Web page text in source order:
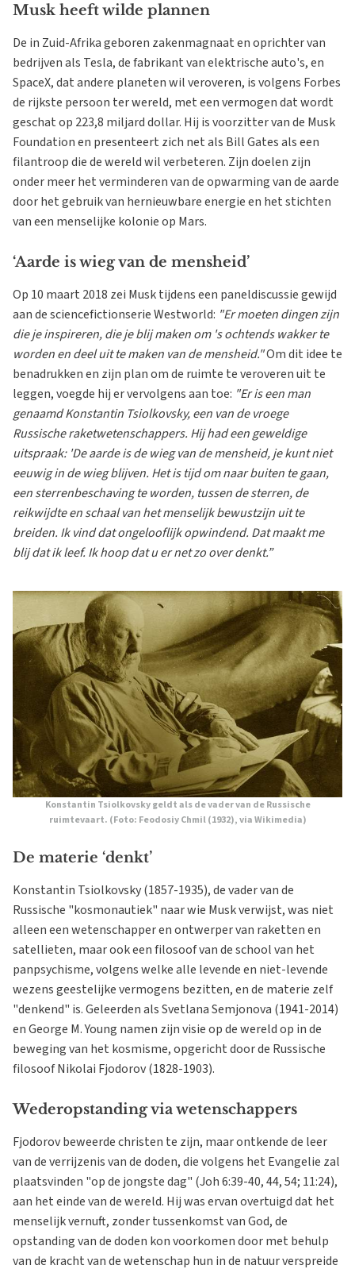
Musk heeft wilde plannen
De in Zuid-Afrika geboren zakenmagnaat en oprichter van
bedrijven als Tesla, de fabrikant van elektrische auto's, en
SpaceX, dat andere planeten wil veroveren, is volgens Forbes
de rijkste persoon ter wereld, met een vermogen dat wordt
geschat op 223,8 miljard dollar. Hij is voorzitter van de Musk
Foundation en presenteert zich net als Bill Gates als een
filantroop die de wereld wil verbeteren. Zijn doelen zijn
onder meer het verminderen van de opwarming van de aarde
door het gebruik van hernieuwbare energie en het stichten
van een menselijke kolonie op Mars.
‘Aarde is wieg van de mensheid’
Op 10 maart 2018 zei Musk tijdens een paneldiscussie gewijd
aan de sciencefictionserie Westworld: "Er moeten dingen zijn
die je inspireren, die je blij maken om 's ochtends wakker te
worden en deel uit te maken van de mensheid."Om dit idee te
benadrukken en zijn plan om de ruimte te veroveren uit te
leggen, voegde hij er vervolgens aan toe: "Er is een man
genaamd Konstantin Tsiolkovsky, een van de vroege
Russische raketwetenschappers. Hij had een geweldige
uitspraak: 'De aarde is de wieg van de mensheid, je kunt niet
eeuwig in de wieg blijven. Het is tijd om naar buiten te gaan,
een sterrenbeschaving te worden, tussen de sterren, de
reikwijdte en schaal van het menselijk bewustzijn uit te
breiden. Ik vind dat ongelooflijk opwindend. Dat maakt me
blij dat ik leef. Ik hoop dat u er net zo over denkt.”
Konstantin Tsiolkovsky geldt als de vader van de Russische
ruimtevaart. (Foto: Feodosiy Chmil (1932), via Wikimedia)
De materie ‘denkt’
Konstantin Tsiolkovsky (1857-1935), de vader van de
Russische "kosmonautiek" naar wie Musk verwijst, was niet
alleen een wetenschapper en ontwerper van raketten en
satellieten, maar ook een filosoof van de school van het
panpsychisme, volgens welke alle levende en niet-levende
wezens geestelijke vermogens bezitten, en de materie zelf
"denkend" is. Geleerden als Svetlana Semjonova (1941-2014)
en George M. Young namen zijn visie op de wereld op in de
beweging van het kosmisme, opgericht door de Russische
filosoof Nikolai Fjodorov (1828-1903).
Wederopstanding via wetenschappers
Fjodorov beweerde christen te zijn, maar ontkende de leer
van de verrijzenis van de doden, die volgens het Evangelie zal
plaatsvinden "op de jongste dag" (Joh 6:39-40, 44, 54; 11:24),
aan het einde van de wereld. Hij was ervan overtuigd dat het
menselijk vernuft, zonder tussenkomst van God, de
opstanding van de doden kon voorkomen door met behulp
van de kracht van de wetenschap hun in de natuur verspreide